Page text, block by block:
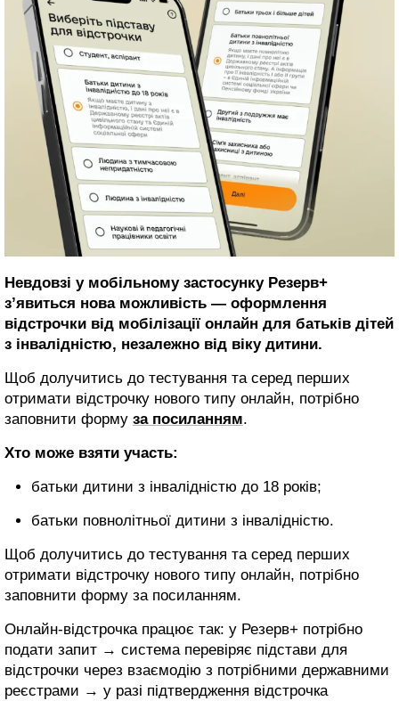
Невдовзі у мобільному застосунку Резерв+
з’явиться нова можливість — оформлення
відстрочки від мобілізації онлайн для батьків дітей
з інвалідністю, незалежно від віку дитини.
Щоб долучитись до тестування та серед перших
отримати відстрочку нового типу онлайн, потрібно
заповнити форму за посиланням.
Хто може взяти участь:
батьки дитини з інвалідністю до 18 років;
батьки повнолітньої дитини з інвалідністю.
Щоб долучитись до тестування та серед перших
отримати відстрочку нового типу онлайн, потрібно
заповнити форму за посиланням.
Онлайн-відстрочка працює так: у Резерв+ потрібно
подати запит → система перевіряє підстави для
відстрочки через взаємодію з потрібними державними
реєстрами → у разі підтвердження відстрочка